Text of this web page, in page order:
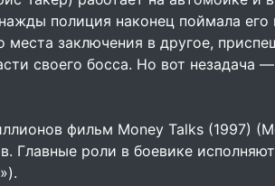
полиция наконец поймала
места заключения в другое,
своего босса. Но вот незадача
фильм Money Talks (1997)
Главные роли в боевике